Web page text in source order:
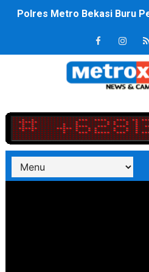
Polres Metro Bekasi Buru
Kepala SD Negeri Tanah
Dugaan Korupsi Dermaga
Tahun 50-An Bekasi Pernah
Si-Data Jadi Inovasi Baru
Ekspor Tersangka Dugaan